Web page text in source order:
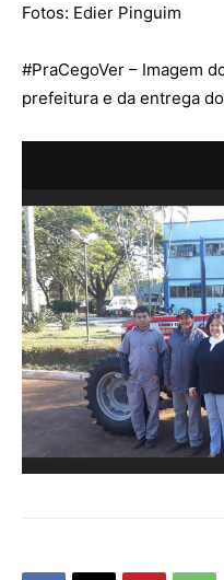
Fotos: Edier Pinguim
#PraCegoVer – Imagem
prefeitura e da entrega